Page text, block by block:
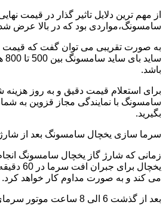
از مهم ترین دلایل تاثیر گذار در قیمت
سامسونگ،مواردی بود که در بالا عرض
به صورت تقریبی می توان گفت که قیمت
باشد.
برای استعلام قیمت دقیق و به روز هزینه
بگیرید.
سرما سازی یخچال سامسونگ بعد از شارژ
زمانی که شارژ گاز یخچال سامسونگ
می کند و به صورت مداوم کار خواهد کرد.
بعد از گذشت 6 الی 8 ساعت